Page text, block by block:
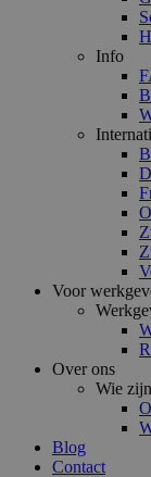
Info
Voor
Over ons
Wie
Blog
Contact